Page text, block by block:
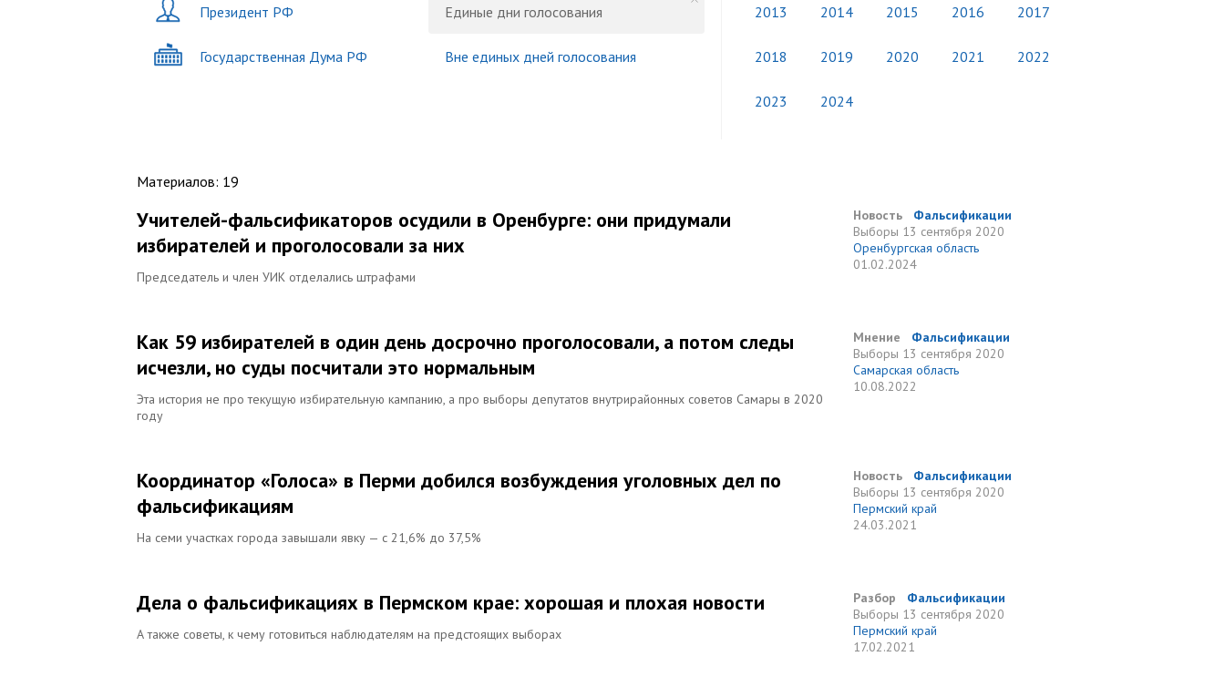
Президент РФ
Государственная Дума РФ
Единые дни голосования
Вне единых дней голосования
2013 2014 2015 2016 2017
2018 2019 2020 2021 2022
2023 2024
Материалов: 19
Учителей-фальсификаторов осудили в Оренбурге: они придумали
избирателей и проголосовали за них
Председатель и член УИК отделались штрафами
Новость
Фальсификации
Выборы 13 сентября 2020
Оренбургская область
01.02.2024
Как 59 избирателей в один день досрочно проголосовали, а потом следы
исчезли, но суды посчитали это нормальным
Эта история не про текущую избирательную кампанию, а про выборы депутатов внутрирайонных советов Самары в 2020
году
Мнение
Фальсификации
Выборы 13 сентября 2020
Самарская область
10.08.2022
Координатор «Голоса» в Перми добился возбуждения уголовных дел по
фальсификациям
На семи участках города завышали явку — с 21,6% до 37,5%
Новость
Фальсификации
Выборы 13 сентября 2020
Пермский край
24.03.2021
Дела о фальсификациях в Пермском крае: хорошая и плохая новости
А также советы, к чему готовиться наблюдателям на предстоящих выборах
Разбор
Фальсификации
Выборы 13 сентября 2020
Пермский край
17.02.2021